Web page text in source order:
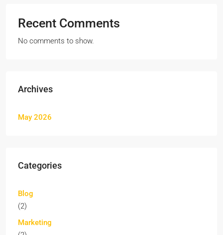
Recent Comments
No comments to show.
Archives
May 2026
Categories
Blog
(2)
Marketing